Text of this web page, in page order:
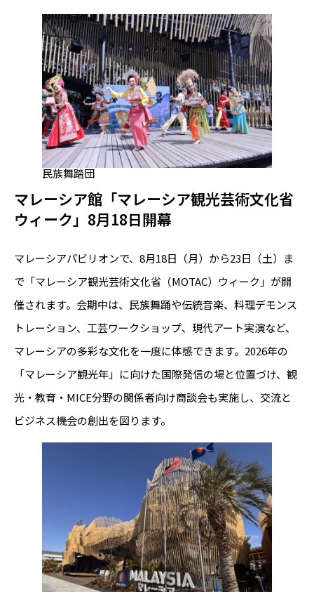
民族舞踏団
マレーシア館「マレーシア観光芸術文化省
ウィーク」8月18日開幕
マレーシアパビリオンで、8月18日（月）から23日（土）ま
で「マレーシア観光芸術文化省（MOTAC）ウィーク」が開
催されます。会期中は、民族舞踊や伝統音楽、料理デモンス
トレーション、工芸ワークショップ、現代アート実演など、
マレーシアの多彩な文化を一度に体感できます。2026年の
「マレーシア観光年」に向けた国際発信の場と位置づけ、観
光・教育・MICE分野の関係者向け商談会も実施し、交流と
ビジネス機会の創出を図ります。